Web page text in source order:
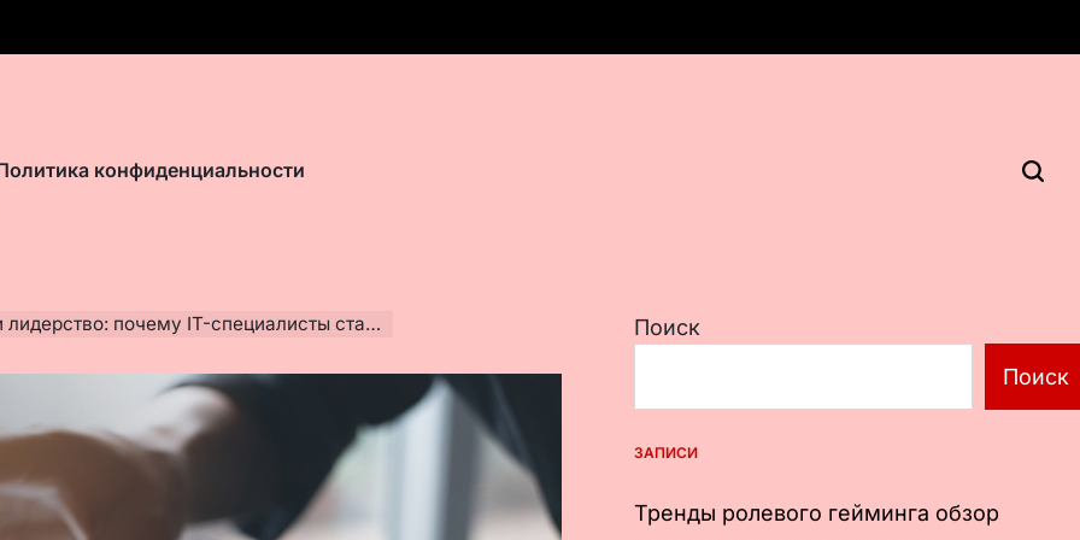
конфиденциальности
специалисты стали больше внимания уделять коммуникативным навыкам
Поиск
Поиск
ЗАПИСИ
Тренды ролевого гейминга обзор